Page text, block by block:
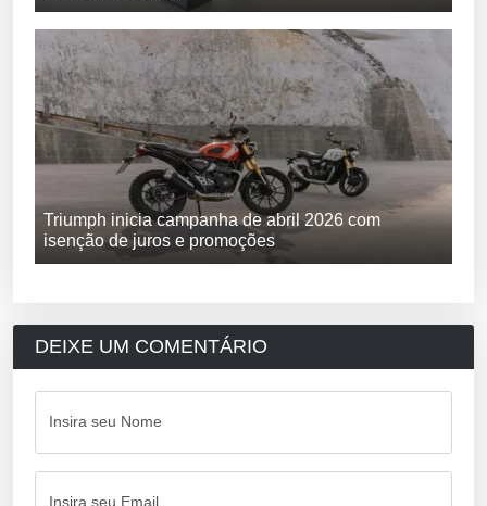
Triumph inicia campanha de abril 2026 com
isenção de juros e promoções
DEIXE UM COMENTÁRIO
Insira seu Nome
Insira seu Email